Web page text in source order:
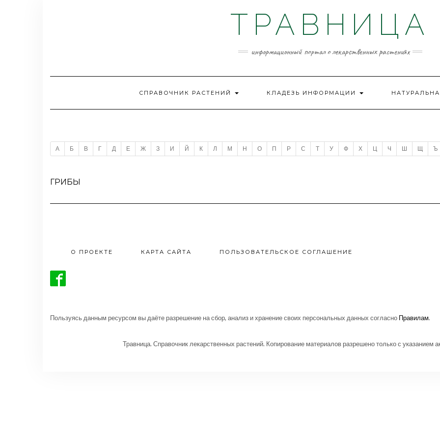
ТРАВНИЦА
информационный портал о лекарственных растениях
СПРАВОЧНИК РАСТЕНИЙ КЛАДЕЗЬ ИНФОРМАЦИИ
А Б В Г Д Е Ж З И Й К Л М Н О П Р С Т У Ф Х Ц Ч Ш Щ Ъ
ГРИБЫ
О ПРОЕКТЕ КАРТА САЙТА ПОЛЬЗОВАТЕЛЬСКОЕ СОГЛАШЕНИЕ
Пользуясь данным ресурсом вы даёте разрешение на сбор, анализ и хранение своих персональных данных согласно Правилам.
Травница. Справочник лекарственных растений. Копирование материалов разрешено только с указанием